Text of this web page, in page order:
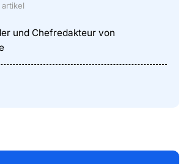
artikel
und Chefredakteur von